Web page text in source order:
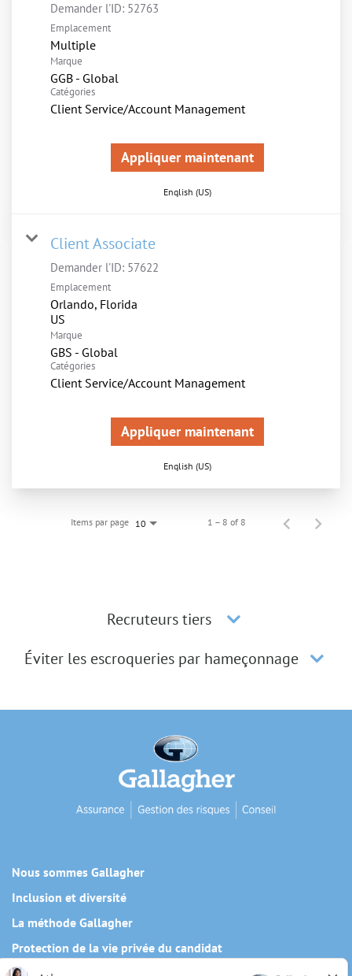
Demander l'ID: 52763
Emplacement
Multiple
Marque
GGB - Global
Catégories
Client Service/Account Management
Appliquer maintenant
English (US)
Client Associate
Demander l'ID: 57622
Emplacement
Orlando, Florida
Marque
GBS - Global
Catégories
Client Service/Account Management
Appliquer maintenant
English (US)
Items par page 10 1 – 8 of 8
Recruteurs tiers
Éviter les escroqueries par hameçonnage
Nous sommes Gallagher
Inclusion et diversité
La méthode Gallagher
Protection de la vie privée du candidat